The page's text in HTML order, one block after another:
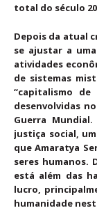
total do século
Depois da atual
se ajustar a
atividades
de sistemas
“capitalismo
desenvolvidas
Guerra
justiça social,
que Amaratya
seres humanos.
está além das
lucro,
humanidade